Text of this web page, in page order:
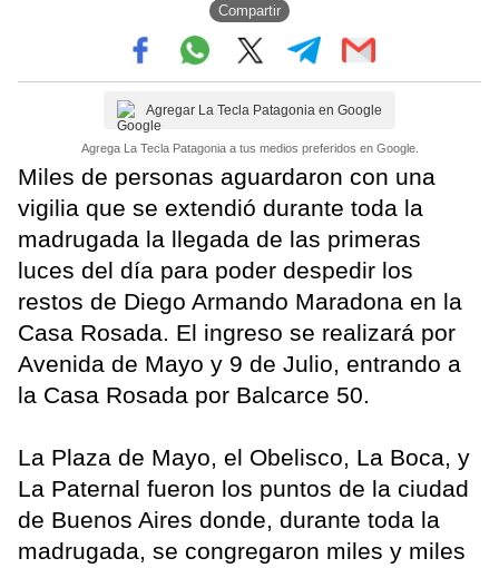
Compartir
Agregar La Tecla Patagonia en Google
Agrega La Tecla Patagonia a tus medios preferidos en Google.
Miles de personas aguardaron con una
vigilia que se extendió durante toda la
madrugada la llegada de las primeras
luces del día para poder despedir los
restos de Diego Armando Maradona en la
Casa Rosada. El ingreso se realizará por
Avenida de Mayo y 9 de Julio, entrando a
la Casa Rosada por Balcarce 50.
La Plaza de Mayo, el Obelisco, La Boca, y
La Paternal fueron los puntos de la ciudad
de Buenos Aires donde, durante toda la
madrugada, se congregaron miles y miles